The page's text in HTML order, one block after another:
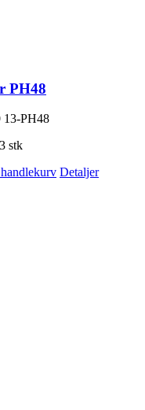
PH48
13-PH48
stk
Detaljer